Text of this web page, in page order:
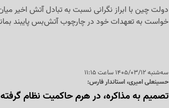
دولت چین با ابراز نگرانی نسبت به تبادل آتش اخیر
خواست به تعهدات خود در چارچوب آتش‌بس پایبند
سه‌شنبه 1405/03/12 ساعت 11:15
حسینعلی امیری، استاندار فارس:
تصمیم به مذاکره، در هرم حاکمیت نظام